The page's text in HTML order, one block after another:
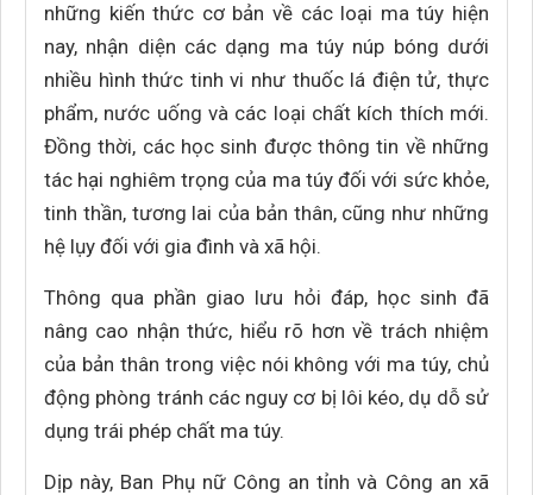
những kiến thức cơ bản về các loại ma túy hiện
nay, nhận diện các dạng ma túy núp bóng dưới
nhiều hình thức tinh vi như thuốc lá điện tử, thực
phẩm, nước uống và các loại chất kích thích mới.
Đồng thời, các học sinh được thông tin về những
tác hại nghiêm trọng của ma túy đối với sức khỏe,
tinh thần, tương lai của bản thân, cũng như những
hệ lụy đối với gia đình và xã hội.
Thông qua phần giao lưu hỏi đáp, học sinh đã
nâng cao nhận thức, hiểu rõ hơn về trách nhiệm
của bản thân trong việc nói không với ma túy, chủ
động phòng tránh các nguy cơ bị lôi kéo, dụ dỗ sử
dụng trái phép chất ma túy.
Dịp này, Ban Phụ nữ Công an tỉnh và Công an xã